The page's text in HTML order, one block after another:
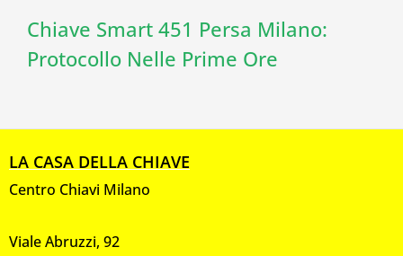
Chiave Smart 451 Persa Milano:
Protocollo Nelle Prime Ore
LA CASA DELLA CHIAVE
Centro Chiavi Milano
Viale Abruzzi, 92